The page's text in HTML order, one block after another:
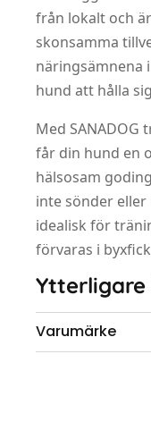
från lokalt och
skonsamma
näringsämnena
hund att hålla
Med SANADOG
får din hund en
hälsosam
inte sönder
idealisk för
förvaras i
Varumärke